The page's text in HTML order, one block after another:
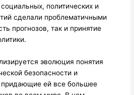
политических и
сделали проблематичными
прогнозов, так и принятие
эволюция понятия
безопасности и
придающие ей все большее